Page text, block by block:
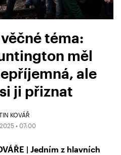
téma:
měl
ale
ji přiznat
KOVÁŘ
• 07:00
| Jedním z hlavních